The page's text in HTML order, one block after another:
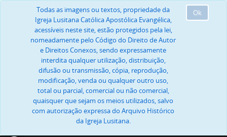
Ok
Todas as imagens ou textos, propriedade da
Igreja Lusitana Católica Apostólica Evangélica,
acessíveis neste site, estão protegidos pela lei,
nomeadamente pelo Código do Direito de Autor
e Direitos Conexos, sendo expressamente
interdita qualquer utilização, distribuição,
difusão ou transmissão, cópia, reprodução,
modificação, venda ou qualquer outro uso,
total ou parcial, comercial ou não comercial,
quaisquer que sejam os meios utilizados, salvo
com autorização expressa do Arquivo Histórico
da Igreja Lusitana.